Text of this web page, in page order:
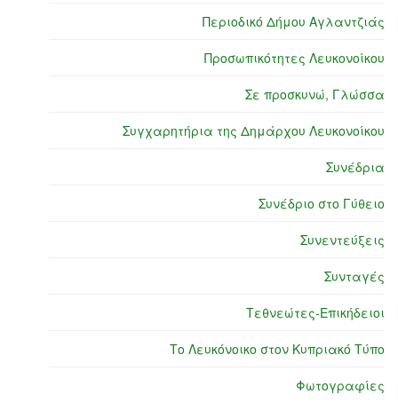
Περιοδικό Δήμου Αγλαντζιάς
Προσωπικότητες Λευκονοίκου
Σε προσκυνώ, Γλώσσα
Συγχαρητήρια της Δημάρχου Λευκονοίκου
Συνέδρια
Συνέδριο στο Γύθειο
Συνεντεύξεις
Συνταγές
Τεθνεώτες-Επικήδειοι
Το Λευκόνοικο στον Κυπριακό Τύπο
Φωτογραφίες